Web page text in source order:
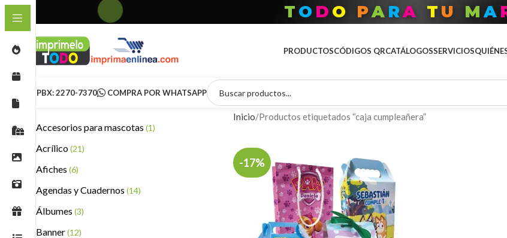
T O D O PA RA T U MA
PRODUCTOSCÓDIGOS QRCATÁLOGOSSERVICIOS
PBX: 2270-7370 COMPRA POR WHATSAPP
Accesorios para mascotas (1)
Acrílico(21)
Afiches (6)
Agendas y Cuadernos (14)
Álbumes (3)
Banner(12)
Inicio Productos etiquetados “caja cumpleañera”
-17%